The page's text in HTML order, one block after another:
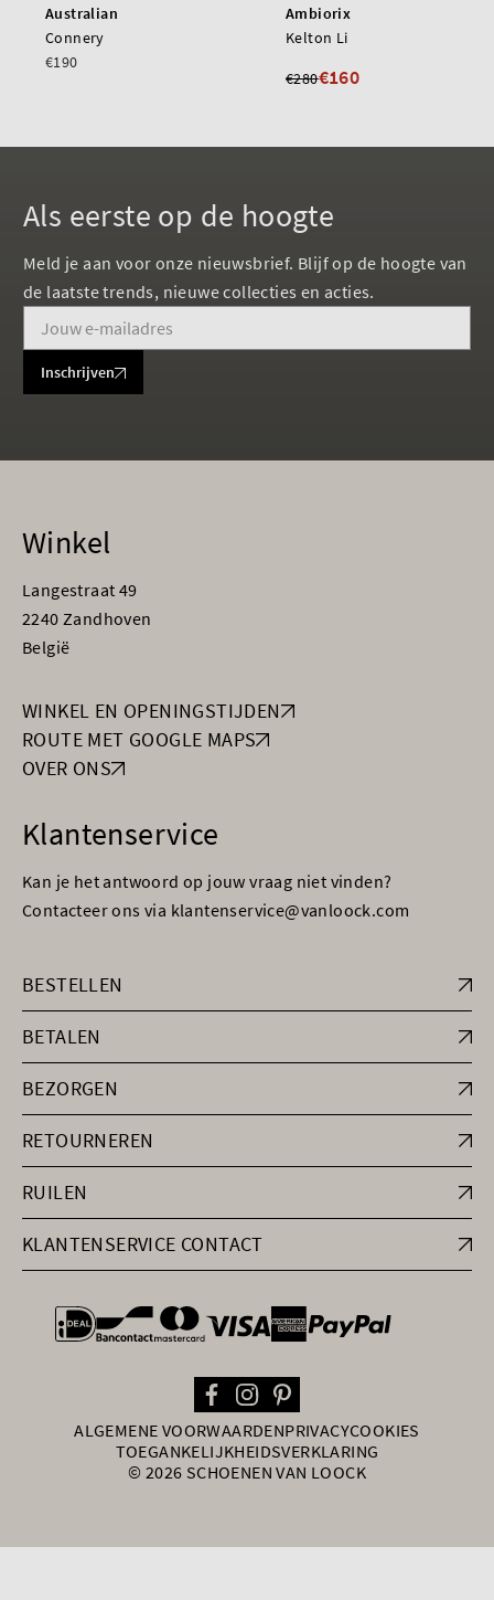
Australian
Connery
€190
Ambiorix
Kelton Li
€280€160
Als eerste op de hoogte
Meld je aan voor onze nieuwsbrief. Blijf op de hoogte van
de laatste trends, nieuwe collecties en acties.
Inschrijven
Winkel
Langestraat 49
2240 Zandhoven
België
WINKEL EN OPENINGSTIJDEN
ROUTE MET GOOGLE MAPS
OVER ONS
Klantenservice
Kan je het antwoord op jouw vraag niet vinden?
Contacteer ons via klantenservice@vanloock.com
BESTELLEN
BETALEN
BEZORGEN
RETOURNEREN
RUILEN
KLANTENSERVICE CONTACT
general.paymentOptions
ALGEMENE VOORWAARDENPRIVACYCOOKIES
TOEGANKELIJKHEIDSVERKLARING
© 2026 SCHOENEN VAN LOOCK